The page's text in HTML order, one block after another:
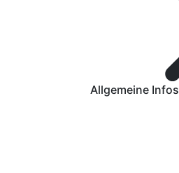
Allgemeine Infos